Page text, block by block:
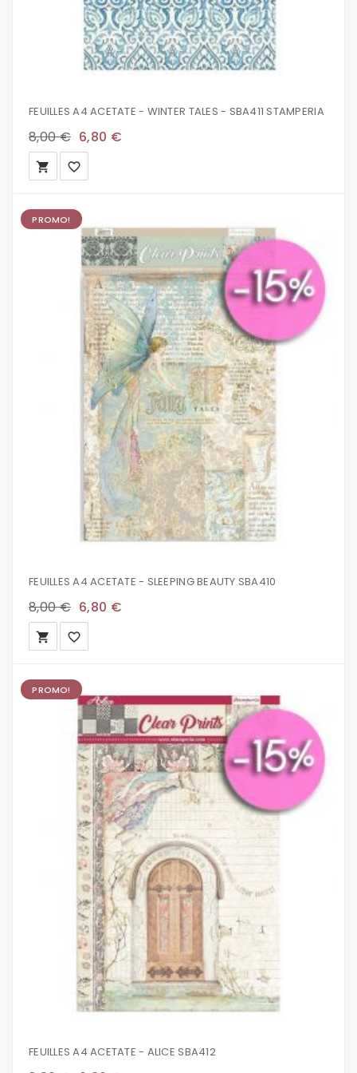
FEUILLES A4 ACETATE - WINTER TALES - SBA411 STAMPERIA
8,00 € 6,80 €
local_grocery_store favorite_border
PROMO!
FEUILLES A4 ACETATE - SLEEPING BEAUTY SBA410
8,00 € 6,80 €
local_grocery_store favorite_border
PROMO!
FEUILLES A4 ACETATE - ALICE SBA412